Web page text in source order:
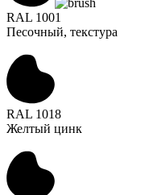
RAL 1001
Песочный, текстура
RAL 1018
Желтый цинк